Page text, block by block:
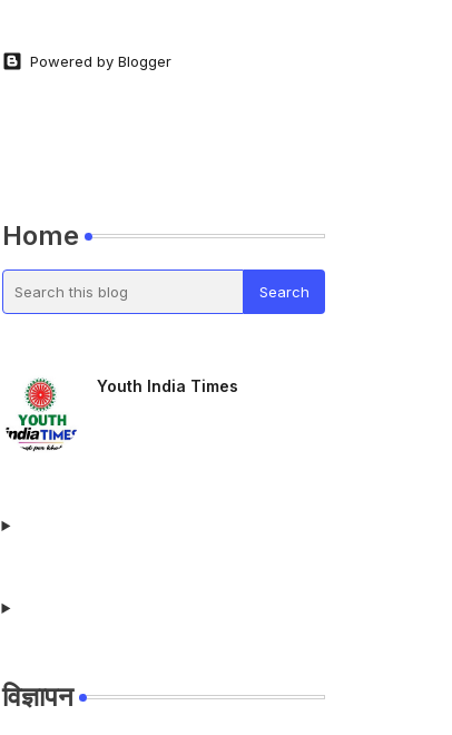
Powered by Blogger
Home
Youth India Times
विज्ञापन